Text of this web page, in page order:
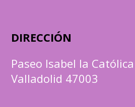
DIRECCIÓN
Paseo Isabel la
Valladolid 47003